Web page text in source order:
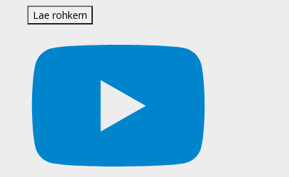
Lae rohkem